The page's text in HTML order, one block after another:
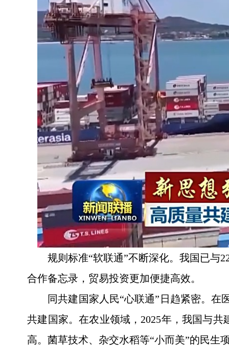
规则标准“软联通”不断深化。我国已与
合作备忘录，贸易投资更加便捷高效。
同共建国家人民“心联通”日趋紧密。在
共建国家。在农业领域，2025年，我国与
高。菌草技术、杂交水稻等“小而美”的民生